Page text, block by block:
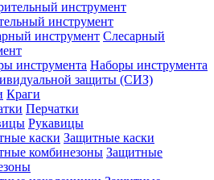
инструмент
Слесарный
Наборы инструмента
защиты (СИЗ)
Краги
Перчатки
Рукавицы
Защитные каски
Защитные